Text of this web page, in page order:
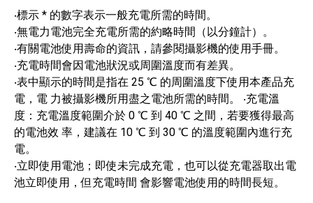
‧標示 * 的數字表示一般充電所需的時間。
‧無電力電池完全充電所需的約略時間（以分鐘計）。
‧有關電池使用壽命的資訊，請參閱攝影機的使用手冊。
‧充電時間會因電池狀況或周圍溫度而有差異。
‧表中顯示的時間是指在 25 ℃ 的周圍溫度下使用本產品充
電，電 力被攝影機所用盡之電池所需的時間。 ‧充電溫
度：充電溫度範圍介於 0 ℃ 到 40 ℃ 之間，若要獲得最高
的電池效 率，建議在 10 ℃ 到 30 ℃ 的溫度範圍內進行充
電。
‧立即使用電池；即使未完成充電，也可以從充電器取出電
池立即使用，但充電時間 會影響電池使用的時間長短。